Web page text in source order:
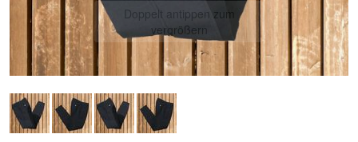
Doppelt antippen zum
vergrößern